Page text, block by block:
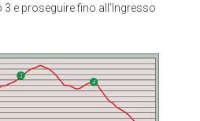
3 e proseguire fino all’Ingresso